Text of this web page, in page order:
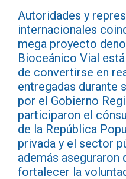
Autoridades y
internacionales
mega proyecto
Bioceánico Vial
de convertirse en
entregadas durante
por el Gobierno
participaron el
de la República
privada y el sector
además aseguraron
fortalecer la